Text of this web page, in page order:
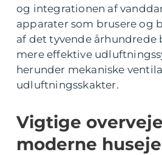
og integrationen af
apparater som brusere og
af det tyvende århundrede
mere effektive
herunder mekaniske
udluftningsskakter.
Vigtige
moderne